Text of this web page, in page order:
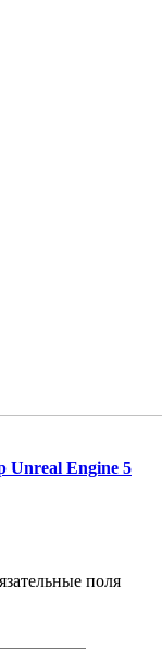
Unreal Engine 5
поля